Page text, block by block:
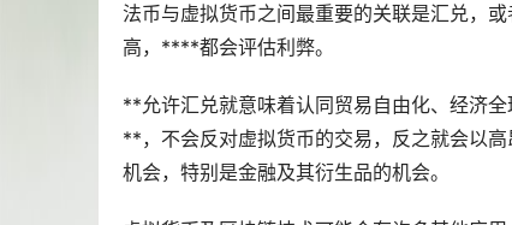
法币与虚拟货币之间最重要的关联是汇兑，
高，****都会评估利弊。
**允许汇兑就意味着认同贸易自由化、经济
**，不会反对虚拟货币的交易，反之就会以
机会，特别是金融及其衍生品的机会。